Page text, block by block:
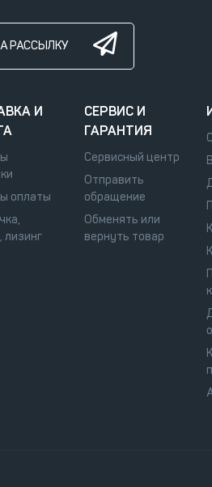
РАССЫЛКУ
И
оплаты
лизинг
СЕРВИС И
ГАРАНТИЯ
Сервисный центр
Отправить
обращение
Обменять или
вернуть товар